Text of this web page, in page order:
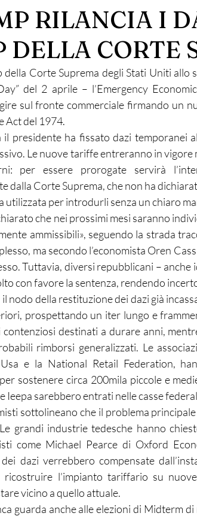
RILANCIA I
DELLA CORTE
della Corte Suprema degli Stati Uniti
del 2 aprile – l’Emergency
sul fronte commerciale firmando un
Act del 1974.
il presidente ha fissato dazi temporanei
Le nuove tariffe entreranno in
per essere prorogate servirà
dalla Corte Suprema, che non ha
utilizzata per introdurli senza un chiaro
che nei prossimi mesi saranno
ammissibili», seguendo la strada
ma secondo l’economista Oren
Tuttavia, diversi repubblicani –
con favore la sentenza, rendendo
nodo della restituzione dei dazi già
prospettando un iter lungo e
destinati a durare anni,
rimborsi generalizzati. Le
e la National Retail Federation,
sostenere circa 200mila piccole e
Ieepa sarebbero entrati nelle casse
sottolineano che il problema
Le grandi industrie tedesche hanno
come Michael Pearce di Oxford
dazi verrebbero compensate
ricostruire l’impianto tariffario su
vicino a quello attuale.
guarda anche alle elezioni di Midterm